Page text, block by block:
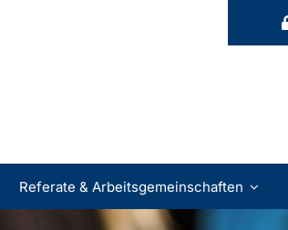
Referate & Arbeitsgemeinschaften